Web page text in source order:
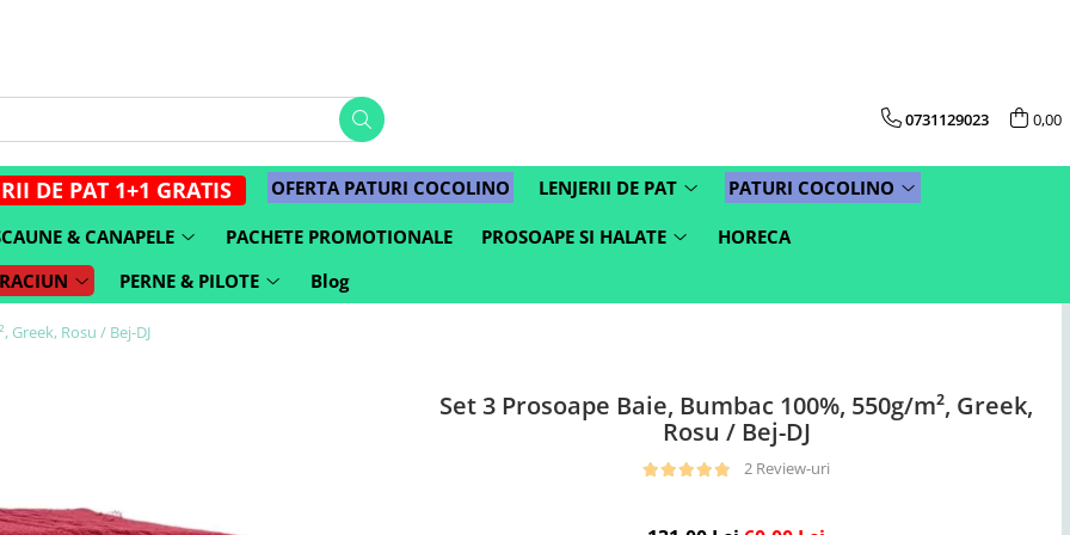
0731129023 0,00
DE PAT 1+1 GRATIS OFERTA PATURI COCOLINO LENJERII DE PAT PATURI COCOLINO
& CANAPELE PACHETE PROMOTIONALE PROSOAPE SI HALATE
HORECA
PERNE & PILOTE Blog
Greek, Rosu / Bej-DJ
Set 3 Prosoape Baie, Bumbac 100%, 550g/m², Greek,
Rosu / Bej-DJ
2 Review-uri